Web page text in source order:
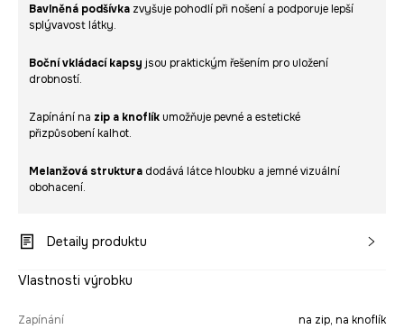
Bavlněná podšívka zvyšuje pohodlí při nošení a podporuje lepší
splývavost látky.
Boční vkládací kapsy jsou praktickým řešením pro uložení
drobností.
Zapínání na zip a knoflík umožňuje pevné a estetické
přizpůsobení kalhot.
Melanžová struktura dodává látce hloubku a jemné vizuální
obohacení.
Detaily produktu
Vlastnosti výrobku
Zapínání na zip, na knoflík